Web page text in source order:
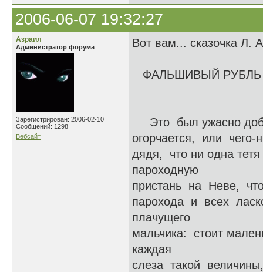
2006-06-07 19:32:27
Азраил
Администратор форума
Зарегистрирован: 2006-02-10
Сообщений: 1298
Вебсайт
Вот вам... сказочка Л.
ФАЛЬШИВЫЙ
Это был ужасно
огорчается, или
дядя, что ни одна
пароходную
пристань на Неве,
парохода и всех
плачущего
мальчика: стоит
каждая
слеза такой